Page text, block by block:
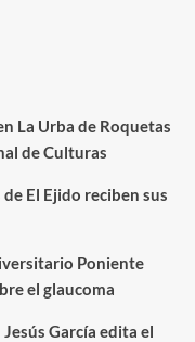
La Urba de Roquetas
de Culturas
El Ejido reciben sus
Poniente
el glaucoma
García edita el